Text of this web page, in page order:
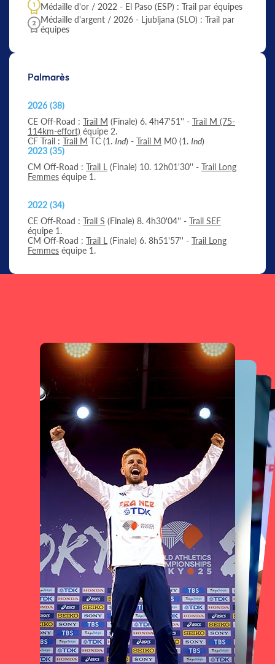
Médaille d'or / 2022 - El Paso (ESP) : Trail par équipes
Médaille d'argent / 2026 - Ljubljana (SLO) : Trail par
équipes
Palmarès
2026 (38)
CE Off-Road : Trail M (Finale) 6. 4h47'51'' - Trail M (75-
114km-effort) équipe 2.
CF Trail : Trail M TC (1. Ind) - Trail M M0 (1. Ind)
2023 (35)
CM Off-Road : Trail L (Finale) 10. 12h01'30'' - Trail Long
Femmes équipe 1.
2022 (34)
CE Off-Road : Trail S (Finale) 8. 4h30'04'' - Trail SEF
équipe 1.
CM Off-Road : Trail L (Finale) 6. 8h51'57'' - Trail Long
Femmes équipe 1.